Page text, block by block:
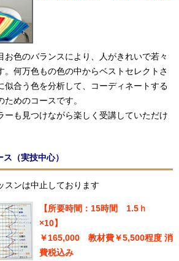
お色のバランスにより、人がきれいで若々
。何万色もの色の中からベストセレクトさ
似合う色を分析して、コーディネートする
めのコースです。
ーも見つけながら楽しく受講していただけ
（実技中心）
ンは中止しております
【 所要時間：15時間 1.5ｈ
×10】
￥165,000 教材費￥5,500程度 消
費税込み